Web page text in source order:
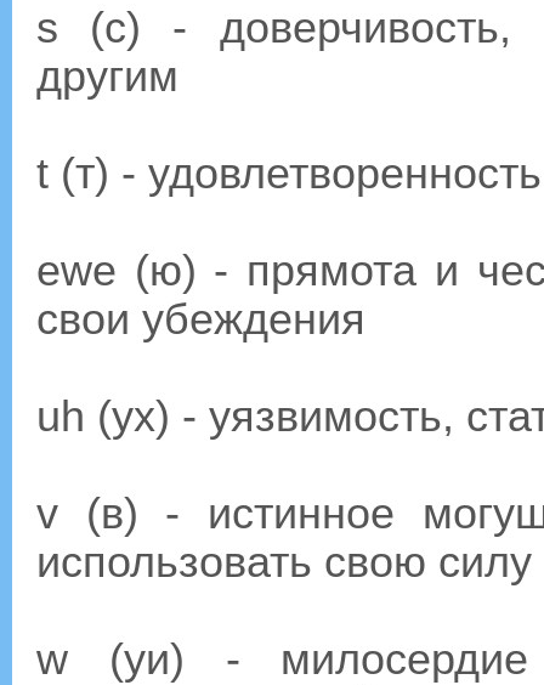
s (с) - доверчивость,
другим
t (т) -
ewe (ю) - прямота и
свои убеждения
uh (ух) - уязвимость,
v (в) - истинное
использовать свою силу
w (уи) - милосердие